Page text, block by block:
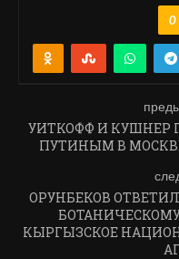
0
УИТКОФФ И КУШНЕР
ПУТИНЫМ В
ОРУНБЕКОВ
КЫРГЫЗСКОЕ